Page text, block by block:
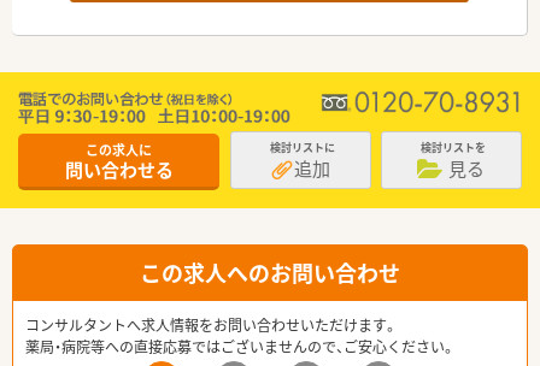
この求人に
問い合わせる
検討リストに
追加
検討リストを
見る
この求人へのお問い合わせ
コンサルタントへ求人情報をお問い合わせいただけます。
薬局・病院等への直接応募ではございませんので、ご安心ください。